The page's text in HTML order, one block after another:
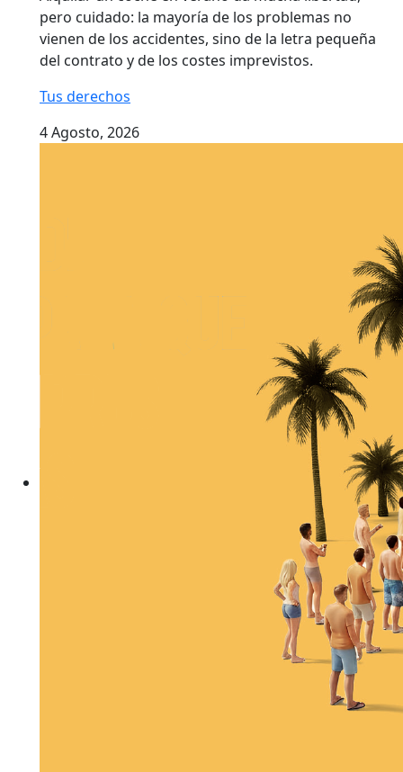
pero cuidado: la mayoría de los problemas no
vienen de los accidentes, sino de la letra pequeña
del contrato y de los costes imprevistos.
Tus derechos
4 Agosto, 2026